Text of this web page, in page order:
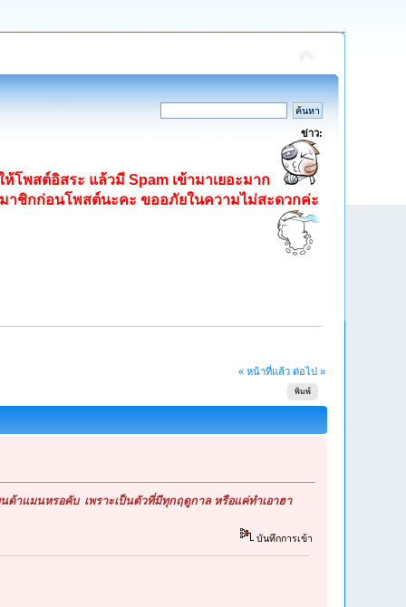
ข่าว:
ห้โพสต์อิสระ แล้วมี Spam เข้ามาเยอะมาก
าชิกก่อนโพสต์นะคะ ขออภัยในความไม่สะดวกค่ะ
« หน้าที่แล้ว ต่อไป »
พิมพ์
ด้าแมนหรอคับ เพราะเป็นตัวที่มีทุกฤดูกาล หรือแค่ทำเอาฮา
บันทึกการเข้า